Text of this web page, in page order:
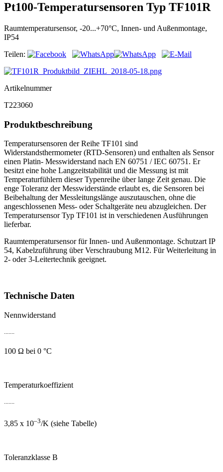
Pt100-Temperatursensoren Typ TF101R
Raumtemperatursensor, -20...+70°C, Innen- und Außenmontage,
IP54
Teilen:
Artikelnummer
T223060
Produktbeschreibung
Temperatursensoren der Reihe TF101 sind
Widerstandsthermometer (RTD-Sensoren) und enthalten als Sensor
einen Platin- Messwiderstand nach EN 60751 / IEC 60751. Er
besitzt eine hohe Langzeitstabilität und die Messung ist mit
Temperaturfühlern dieser Typenreihe über lange Zeit genau. Die
enge Toleranz der Messwiderstände erlaubt es, die Sensoren bei
Beibehaltung der Messleitungslänge auszutauschen, ohne die
angeschlossenen Mess- oder Schaltgeräte neu abzugleichen. Der
Temperatursensor Typ TF101 ist in verschiedenen Ausführungen
lieferbar.
Raumtemperatursensor für Innen- und Außenmontage. Schutzart IP
54, Kabelzuführung über Verschraubung M12. Für Weiterleitung in
2- oder 3-Leitertechnik geeignet.
Technische Daten
Nennwiderstand
100 Ω bei 0 °C
Temperaturkoeffizient
.......
3,85 x 10–3/K (siehe Tabelle)
Toleranzklasse B